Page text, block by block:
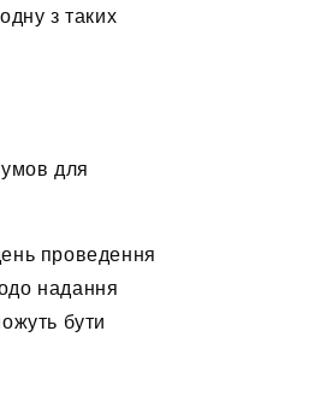
з таких
для
проведення
надання
бути